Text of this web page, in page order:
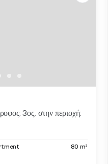
3ος, στην περιοχή:
80 m²